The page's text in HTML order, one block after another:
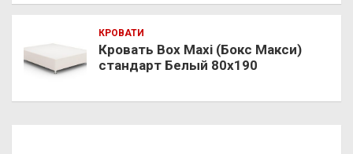
КРОВАТИ
Кровать Box Maxi (Бокс Макси)
стандарт Белый 80х190